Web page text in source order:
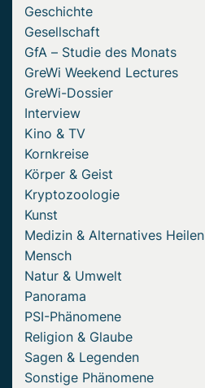
Geschichte
Gesellschaft
GfA – Studie des Monats
GreWi Weekend Lectures
GreWi-Dossier
Interview
Kino & TV
Kornkreise
Körper & Geist
Kryptozoologie
Kunst
Medizin & Alternatives Heilen
Mensch
Natur & Umwelt
Panorama
PSI-Phänomene
Religion & Glaube
Sagen & Legenden
Sonstige Phänomene